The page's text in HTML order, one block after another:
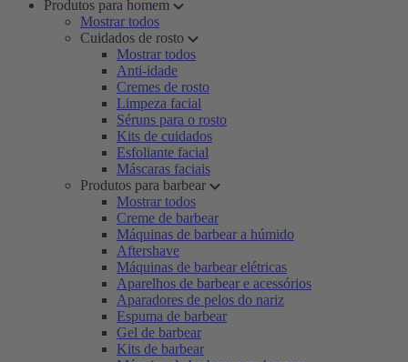
Produtos para homem
Mostrar todos
Cuidados de rosto
Mostrar todos
Anti-idade
Cremes de rosto
Limpeza facial
Séruns para o rosto
Kits de cuidados
Esfoliante facial
Máscaras faciais
Produtos para barbear
Mostrar todos
Creme de barbear
Máquinas de barbear a húmido
Aftershave
Máquinas de barbear elétricas
Aparelhos de barbear e acessórios
Aparadores de pelos do nariz
Espuma de barbear
Gel de barbear
Kits de barbear